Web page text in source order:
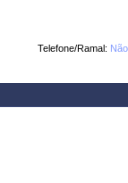
Telefone/Ramal: